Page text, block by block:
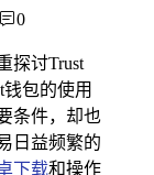
0
探讨Trust
包的使用
条件，却也
日益频繁的
下载和操作